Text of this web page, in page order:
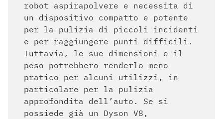
robot aspirapolvere e necessita di
un dispositivo compatto e potente
per la pulizia di piccoli incidenti
e per raggiungere punti difficili.
Tuttavia, le sue dimensioni e il
peso potrebbero renderlo meno
pratico per alcuni utilizzi, in
particolare per la pulizia
approfondita dell’auto. Se si
possiede già un Dyson V8,